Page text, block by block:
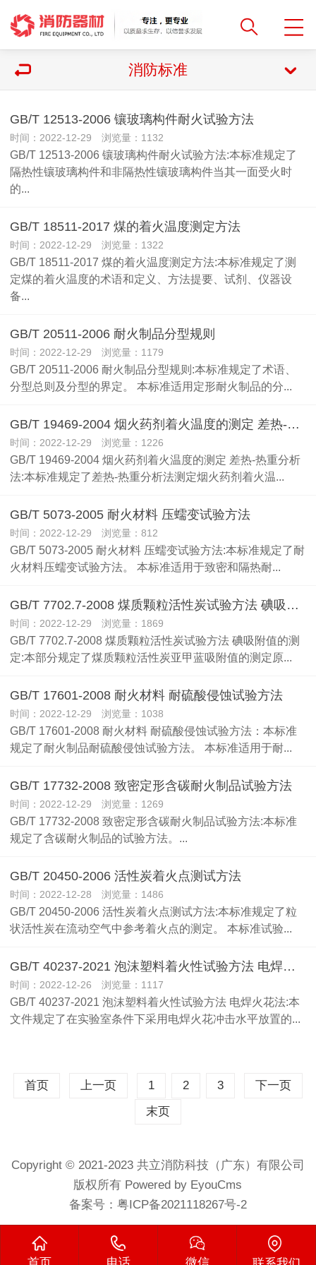
消防标准
GB/T 12513-2006 镶玻璃构件耐火试验方法
时间：2022-12-29 浏览量：1132
GB/T 12513-2006 镶玻璃构件耐火试验方法:本标准规定了
隔热性镶玻璃构件和非隔热性镶玻璃构件当其一面受火时
的...
GB/T 18511-2017 煤的着火温度测定方法
时间：2022-12-29 浏览量：1322
GB/T 18511-2017 煤的着火温度测定方法:本标准规定了测
定煤的着火温度的术语和定义、方法提要、试剂、仪器设
备...
GB/T 20511-2006 耐火制品分型规则
时间：2022-12-29 浏览量：1179
GB/T 20511-2006 耐火制品分型规则:本标准规定了术语、
分型总则及分型的界定。 本标准适用定形耐火制品的分...
GB/T 19469-2004 烟火药剂着火温度的测定 差热-热重分析法
时间：2022-12-29 浏览量：1226
GB/T 19469-2004 烟火药剂着火温度的测定 差热-热重分析
法:本标准规定了差热-热重分析法测定烟火药剂着火温...
GB/T 5073-2005 耐火材料 压蠕变试验方法
时间：2022-12-29 浏览量：812
GB/T 5073-2005 耐火材料 压蠕变试验方法:本标准规定了耐
火材料压蠕变试验方法。 本标准适用于致密和隔热耐...
GB/T 7702.7-2008 煤质颗粒活性炭试验方法 碘吸附值的测定
时间：2022-12-29 浏览量：1869
GB/T 7702.7-2008 煤质颗粒活性炭试验方法 碘吸附值的测
定:本部分规定了煤质颗粒活性炭亚甲蓝吸附值的测定原...
GB/T 17601-2008 耐火材料 耐硫酸侵蚀试验方法
时间：2022-12-29 浏览量：1038
GB/T 17601-2008 耐火材料 耐硫酸侵蚀试验方法：本标准
规定了耐火制品耐硫酸侵蚀试验方法。 本标准适用于耐...
GB/T 17732-2008 致密定形含碳耐火制品试验方法
时间：2022-12-29 浏览量：1269
GB/T 17732-2008 致密定形含碳耐火制品试验方法:本标准
规定了含碳耐火制品的试验方法。...
GB/T 20450-2006 活性炭着火点测试方法
时间：2022-12-28 浏览量：1486
GB/T 20450-2006 活性炭着火点测试方法:本标准规定了粒
状活性炭在流动空气中参考着火点的测定。 本标准试验...
GB/T 40237-2021 泡沫塑料着火性试验方法 电焊火花法
时间：2022-12-26 浏览量：1117
GB/T 40237-2021 泡沫塑料着火性试验方法 电焊火花法:本
文件规定了在实验室条件下采用电焊火花冲击水平放置的...
首页 上一页 1 2 3
下一页
末页
Copyright © 2021-2023 共立消防科技（广东）有限公司
版权所有 Powered by EyouCms
备案号： 粤ICP备2021118267号-2